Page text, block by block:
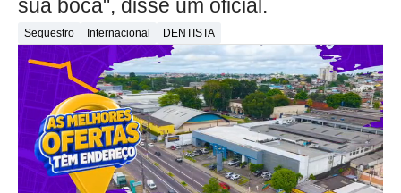
sua boca", disse um oficial.
Sequestro Internacional DENTISTA